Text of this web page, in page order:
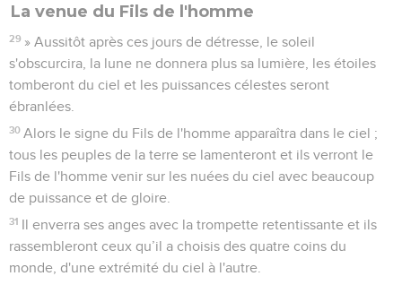
La venue du Fils de l'homme
29 » Aussitôt après ces jours de détresse, le soleil
s'obscurcira, la lune ne donnera plus sa lumière, les étoiles
tomberont du ciel et les puissances célestes seront
ébranlées.
30 Alors le signe du Fils de l'homme apparaîtra dans le ciel ;
tous les peuples de la terre se lamenteront et ils verront le
Fils de l'homme venir sur les nuées du ciel avec beaucoup
de puissance et de gloire.
31 Il enverra ses anges avec la trompette retentissante et ils
rassembleront ceux qu’il a choisis des quatre coins du
monde, d'une extrémité du ciel à l'autre.